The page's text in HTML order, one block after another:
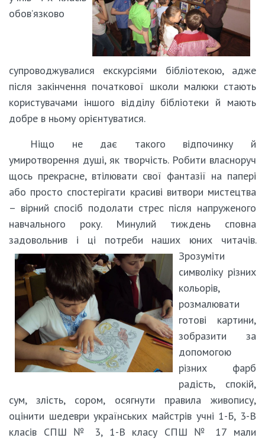
обов’язково
супроводжувалися екскурсіями бібліотекою, адже
після закінчення початкової школи малюки стають
користувачами іншого відділу бібліотеки й мають
добре в ньому орієнтуватися.
Ніщо не дає такого відпочинку й
умиротворення душі, як творчість. Робити власноруч
щось прекрасне, втілювати свої фантазії на папері
або просто спостерігати красиві витвори мистецтва
– вірний спосіб подолати стрес після напруженого
навчального року. Минулий тиждень сповна
задовольнив і ці потреби наших юних читачів.
Зрозуміти
символіку різних
кольорів,
розмалювати
готові картини,
зобразити за
допомогою
різних фарб
радість, спокій,
сум, злість, сором, осягнути правила живопису,
оцінити шедеври українських майстрів учні 1-Б, 3-В
класів СПШ № 3, 1-В класу СПШ № 17 мали